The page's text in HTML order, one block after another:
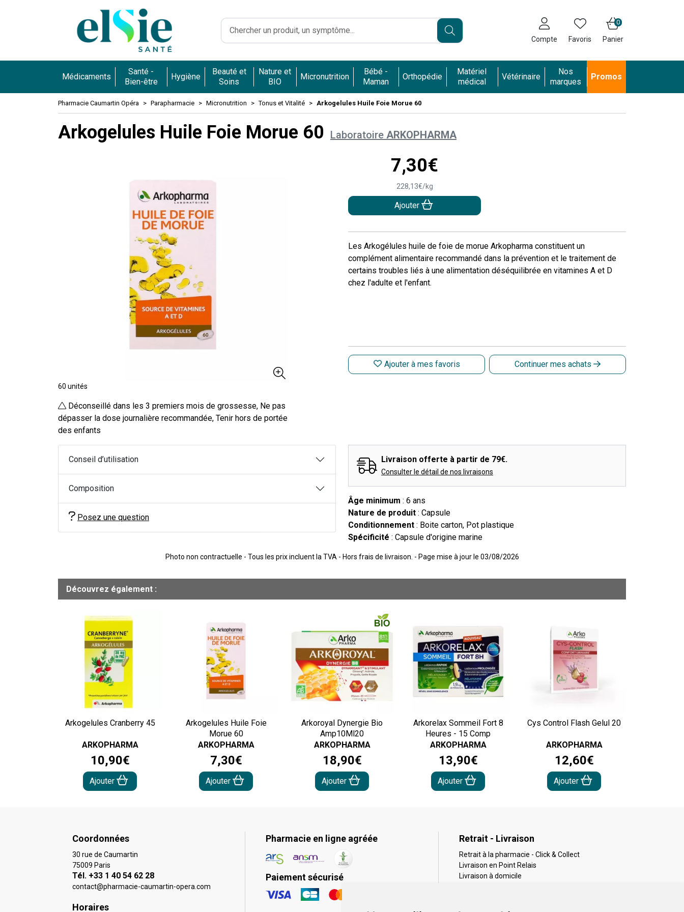
Compte Favoris Panier
0
Médicaments
Santé -
Bien-être
Hygiène
Beauté et
Soins
Nature et
BIO
Micronutrition
Bébé -
Maman
Orthopédie
Matériel
médical
Vétérinaire
Nos
marques
Promos
Pharmacie Caumartin Opéra Parapharmacie Micronutrition Tonus et Vitalité Arkogelules Huile Foie Morue 60
Arkogelules Huile Foie Morue 60 Laboratoire ARKOPHARMA
60 unités
Déconseillé dans les 3 premiers mois de grossesse, Ne pas
dépasser la dose journalière recommandée, Tenir hors de portée
des enfants
7,30€
228,13€/kg
Ajouter
Les Arkogélules huile de foie de morue Arkopharma constituent un
complément alimentaire recommandé dans la prévention et le traitement de
certains troubles liés à une alimentation déséquilibrée en vitamines A et D
chez l'adulte et l'enfant.
Ajouter à mes favoris Continuer mes achats
Conseil d’utilisation
Composition
Posez une question
Livraison offerte à partir de 79€.
Consulter le détail de nos livraisons
Âge minimum : 6 ans
Nature de produit : Capsule
Conditionnement : Boite carton, Pot plastique
Spécificité : Capsule d'origine marine
Photo non contractuelle - Tous les prix incluent la TVA - Hors frais de livraison. - Page mise à jour le 03/08/2026
Découvrez également :
Arkogelules Cranberry 45
ARKOPHARMA
10,90€
Ajouter
Arkogelules Huile Foie
Morue 60
ARKOPHARMA
7,30€
Ajouter
Arkoroyal Dynergie Bio
Amp10Ml20
ARKOPHARMA
18,90€
Ajouter
Arkorelax Sommeil Fort 8
Heures - 15 Comp
ARKOPHARMA
13,90€
Ajouter
Cys Control Flash Gelul 20
ARKOPHARMA
12,60€
Ajouter
Coordonnées
30 rue de Caumartin
75009 Paris
Tél. +33 1 40 54 62 28
contact@pharmacie-caumartin-opera.com
Horaires
Pharmacie en ligne agréée
Paiement sécurisé
Retrait - Livraison
Retrait à la pharmacie - Click & Collect
Livraison en Point Relais
Livraison à domicile